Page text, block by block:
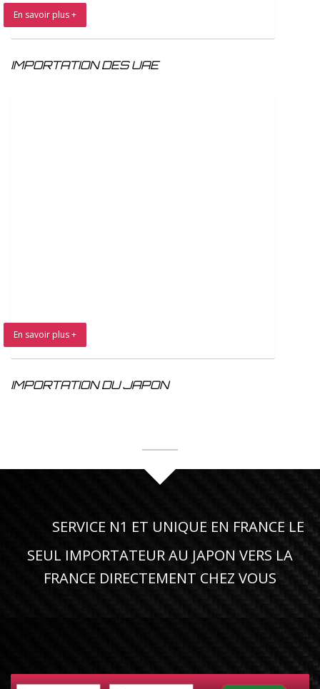
En savoir plus +
IMPORTATION DES UAE
En savoir plus +
IMPORTATION DU JAPON
SERVICE N1 ET UNIQUE EN FRANCE LE
SEUL IMPORTATEUR AU JAPON VERS LA
FRANCE DIRECTEMENT CHEZ VOUS